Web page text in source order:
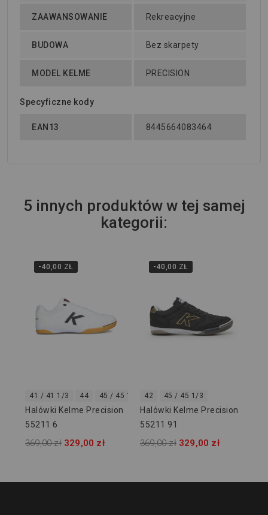
ZAAWANSOWANIE Rekreacyjne
BUDOWA Bez skarpety
MODEL KELME PRECISION
Specyficzne kody
EAN13 8445664083464
5 innych produktów w tej samej
kategorii:
-40,00 ZŁ
41 / 41 1/3 44 45 / 45 1/3 46 46.5 / 46 2/3
Halówki Kelme Precision
55211 6
369,00 zł 329,00 zł
-40,00 ZŁ
42 45 / 45 1/3
Halówki Kelme Precision
55211 91
369,00 zł 329,00 zł